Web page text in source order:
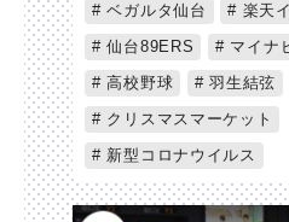
ベガルタ仙台
楽天
仙台89ERS
マイナ
高校野球
羽生結弦
クリスマスマーケット
新型コロナウイルス